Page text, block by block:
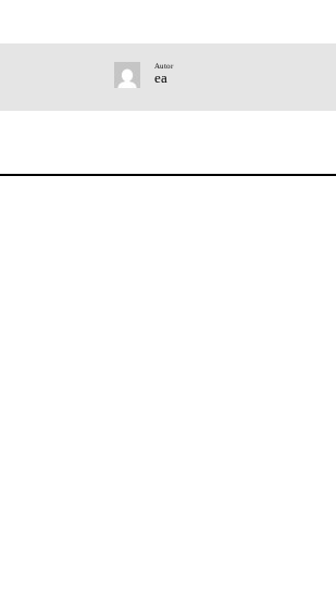
Autor
ea